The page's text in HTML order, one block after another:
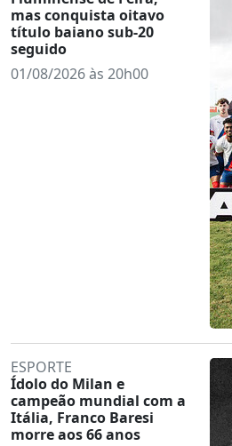
mas conquista oitavo
título baiano sub-20
seguido
01/08/2026 às 20h00
ESPORTE
Ídolo do Milan e
campeão mundial com a
Itália, Franco Baresi
morre aos 66 anos